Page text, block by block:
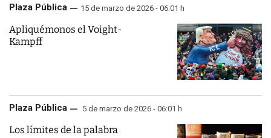
Plaza Pública 15 de marzo de 2026 - 06:01 h
Apliquémonos el Voight-
Kampff
Plaza Pública 5 de marzo de 2026 - 06:01 h
Los límites de la palabra